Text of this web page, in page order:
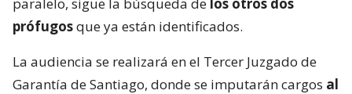
prófugosque ya están identificados.
La audiencia se realizará en el Tercer Juzgado de
Garantía de Santiago, donde se imputarán cargos al